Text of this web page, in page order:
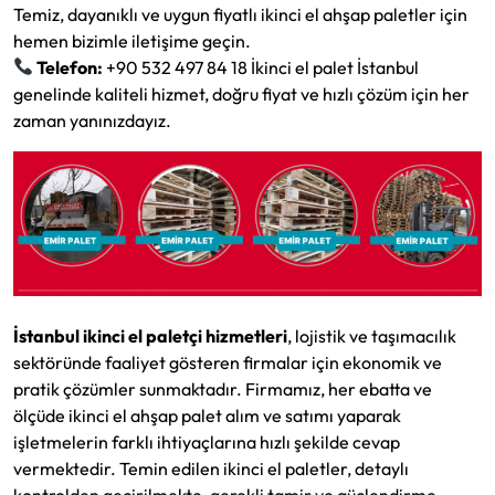
Temiz, dayanıklı ve uygun fiyatlı ikinci el ahşap paletler için
hemen bizimle iletişime geçin.
Telefon: +90 532 497 84 18 İkinci el palet İstanbul
genelinde kaliteli hizmet, doğru fiyat ve hızlı çözüm için her
zaman yanınızdayız.
İstanbul ikinci el paletçi hizmetleri, lojistik ve taşımacılık
sektöründe faaliyet gösteren firmalar için ekonomik ve
pratik çözümler sunmaktadır. Firmamız, her ebatta ve
ölçüde ikinci el ahşap palet alım ve satımı yaparak
işletmelerin farklı ihtiyaçlarına hızlı şekilde cevap
vermektedir. Temin edilen ikinci el paletler, detaylı